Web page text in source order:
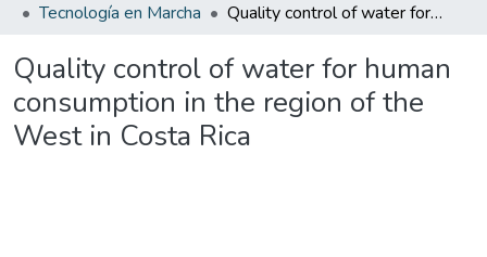
Tecnología en Marcha
Quality control of water for human consumption in the region of the West in Costa Rica
Quality control of water for human
consumption in the region of the
West in Costa Rica